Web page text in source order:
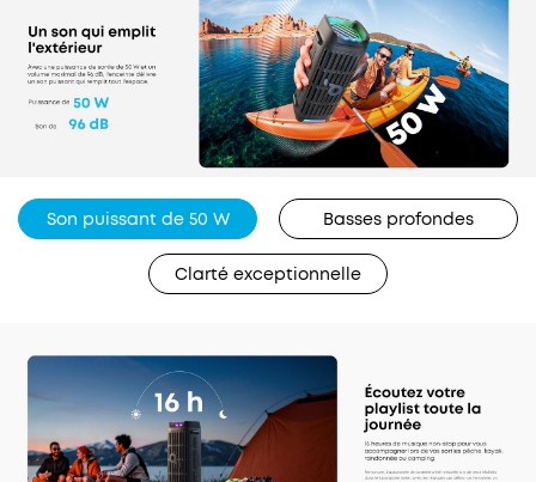
Son puissant de 50 W Basses profondes
Clarté exceptionnelle